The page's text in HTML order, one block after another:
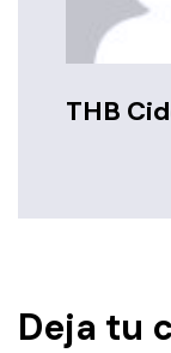
THB
Deja tu